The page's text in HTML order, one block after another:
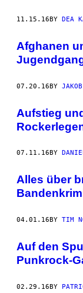
11.15.16 BY DEA
Afghanen
07.20.16BY
Aufstieg
07.11.16 BY
Alles über
04.01.16BY TIM
Auf den
Punkrock-
02.29.16BY